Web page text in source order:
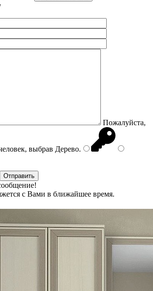
Пожалуйста,
выбрав Дерево.
с Вами в ближайшее время.